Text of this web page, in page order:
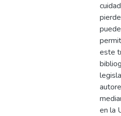
este
en la